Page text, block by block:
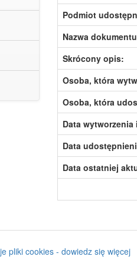
Podmiot
Nazwa
Skrócony opis:
Osoba, która
Osoba, która
Data
Data
Data ostatniej
pliki cookies - dowiedz się więcej